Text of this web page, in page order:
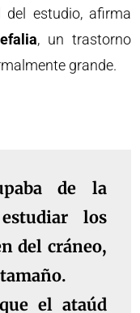
del estudio, afirma
, un trastorno
grande.
de la
los
del cráneo,
el ataúd